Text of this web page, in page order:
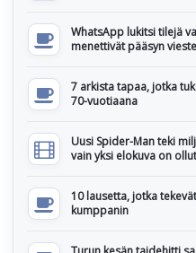
WhatsApp lukitsi tilejä
menettivät pääsyn
7 arkista tapaa, jotka
70-vuotiaana
Uusi Spider-Man teki
vain yksi elokuva on
10 lausetta, jotka
kumppanin